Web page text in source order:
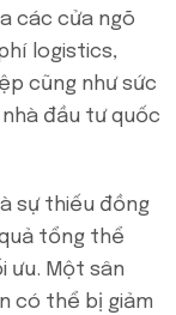
các cửa ngõ
logistics,
cũng như sức
đầu tư quốc
sự thiếu đồng
tổng thể
ưu. Một sân
có thể bị giảm